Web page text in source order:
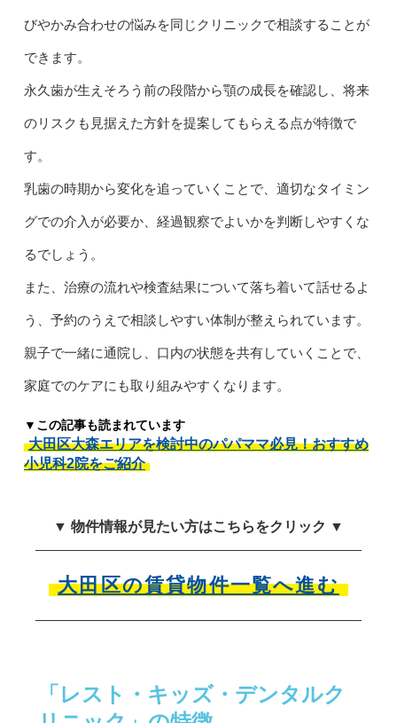
びやかみ合わせの悩みを同じクリニックで相談することが
できます。
永久歯が生えそろう前の段階から顎の成長を確認し、将来
のリスクも見据えた方針を提案してもらえる点が特徴で
す。
乳歯の時期から変化を追っていくことで、適切なタイミン
グでの介入が必要か、経過観察でよいかを判断しやすくな
るでしょう。
また、治療の流れや検査結果について落ち着いて話せるよ
う、予約のうえで相談しやすい体制が整えられています。
親子で一緒に通院し、口内の状態を共有していくことで、
家庭でのケアにも取り組みやすくなります。
▼この記事も読まれています
大田区大森エリアを検討中のパパママ必見！おすすめ
小児科2院をご紹介
▼ 物件情報が見たい方はこちらをクリック ▼
大田区の賃貸物件一覧へ進む
「レスト・キッズ・デンタルク